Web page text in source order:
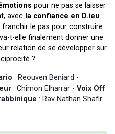
pour ne pas se laisser
avec la confiance en D.ieu
franchir le pas pour construire
t-elle finalement donner une
relation de se développer sur
?
: Reouven Beniard -
: Chimon Elharrar - Voix Off
: Rav Nathan Shafir